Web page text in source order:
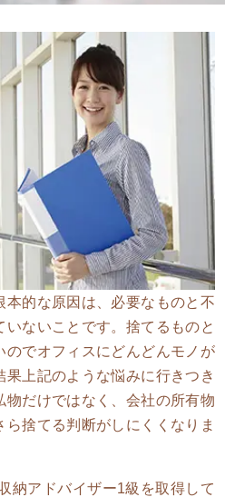
本的な原因は、必要なものと不
ないことです。捨てるものと
のでオフィスにどんどんモノが
上記のような悩みに行きつき
物だけではなく、会社の所有物
捨てる判断がしにくくなりま
納アドバイザー1級を取得して